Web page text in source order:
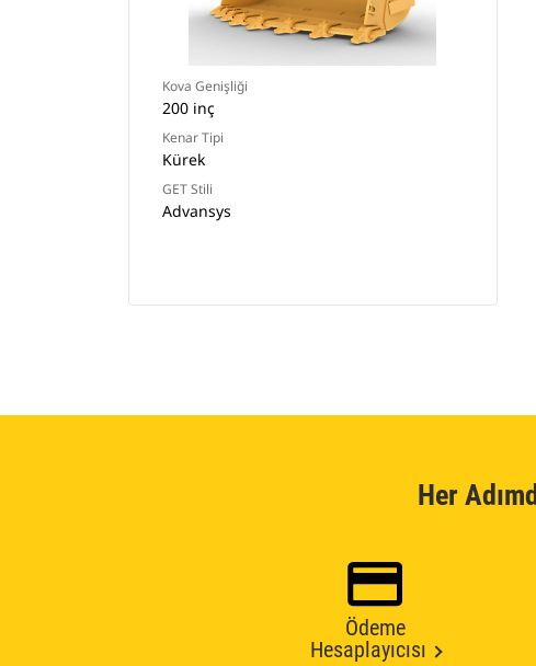
Kova Genişliği
200 inç
Kenar Tipi
Kürek
GET Stili
Advansys
Her
Ödeme
Hesaplayıcısı